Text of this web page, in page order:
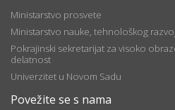
Ministarstvo prosvete
Ministarstvo nauke, tehnološkog
Pokrajinski sekretarijat za visoko
delatnost
Univerzitet u Novom Sadu
Povežite se s nama